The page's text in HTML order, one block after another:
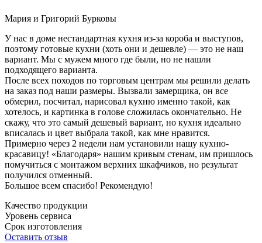
Мария и Григорий Бурковы
У нас в доме нестандартная кухня из-за короба и выступов,
поэтому готовые кухни (хоть они и дешевле) — это не наш
вариант. Мы с мужем много где были, но не нашли
подходящего варианта.
После всех походов по торговым центрам мы решили делать
на заказ под наши размеры. Вызвали замерщика, он все
обмерил, посчитал, нарисовал кухню именно такой, как
хотелось, и картинка в голове сложилась окончательно. Не
скажу, что это самый дешевый вариант, но кухня идеально
вписалась и цвет выбрала такой, как мне нравится.
Примерно через 2 недели нам установили нашу кухню-
красавицу! «Благодаря» нашим кривым стенам, им пришлось
помучиться с монтажом верхних шкафчиков, но результат
получился отменный.
Большое всем спасибо! Рекомендую!
Качество продукции
Уровень сервиса
Срок изготовления
Оставить отзыв